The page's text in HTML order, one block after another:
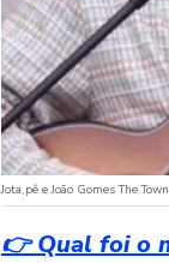
Jota,pê e João Gomes The Town
👉 Qual foi o